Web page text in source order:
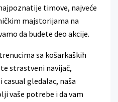
timove, najveće
majstorijama na
da budete deo akcije.
sa košarkaških
strastveni navijač,
gledalac, naša
vaše potrebe i da vam